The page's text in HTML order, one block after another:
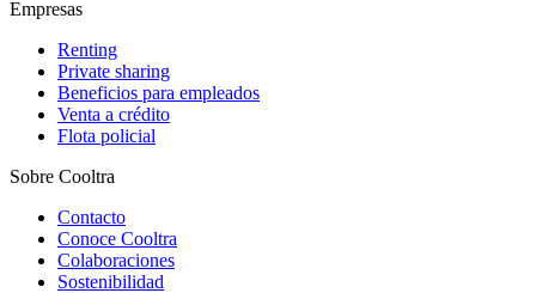
Empresas
Renting
Private sharing
Beneficios para empleados
Venta a crédito
Flota policial
Sobre Cooltra
Contacto
Conoce Cooltra
Colaboraciones
Sostenibilidad